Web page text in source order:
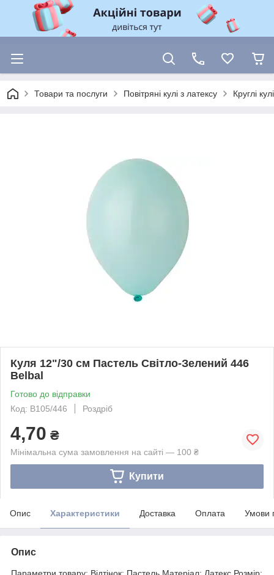
Товари та послуги Повітряні кулі з латексу Круглі
Куля 12"/30 см Пастель Світло-Зелений 446
Belbal
Готово до відправки
Код: B105/446
Роздріб
4,70 ₴
Мінімальна сума замовлення на сайті — 100 ₴
Купити
Опис Характеристики Доставка Оплата Умови
Опис
Параметри товару: Відтінок: Пастель Матеріал: Латекс Розмір: